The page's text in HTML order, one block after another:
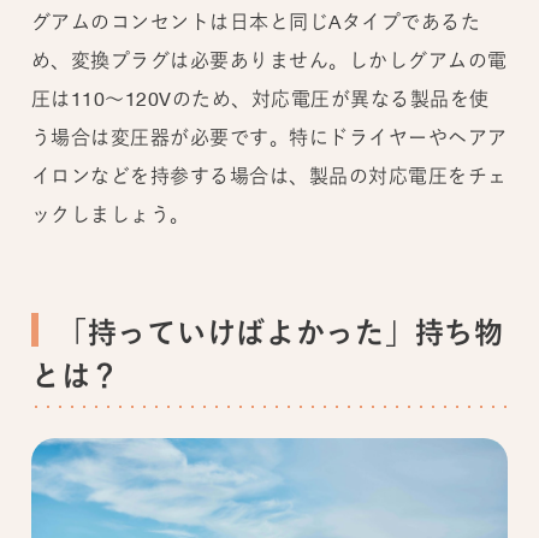
グアムのコンセントは日本と同じAタイプであるた
め、変換プラグは必要ありません。しかしグアムの電
圧は110～120Vのため、対応電圧が異なる製品を使
う場合は変圧器が必要です。特にドライヤーやヘアア
イロンなどを持参する場合は、製品の対応電圧をチェ
ックしましょう。
「持っていけばよかった」持ち物
とは？